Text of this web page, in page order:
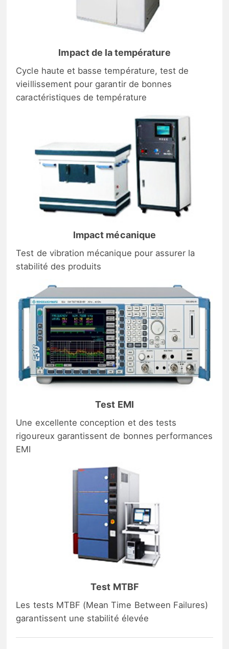
Impact de la température
Cycle haute et basse température, test de
vieillissement pour garantir de bonnes
caractéristiques de température
Impact mécanique
Test de vibration mécanique pour assurer la
stabilité des produits
Test EMI
Une excellente conception et des tests
rigoureux garantissent de bonnes performances
EMI
Test MTBF
Les tests MTBF (Mean Time Between Failures)
garantissent une stabilité élevée